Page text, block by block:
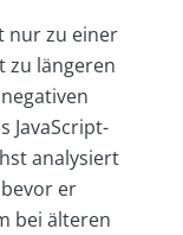
nur zu einer
zu längeren
JavaScript-
analysiert
er
bei älteren